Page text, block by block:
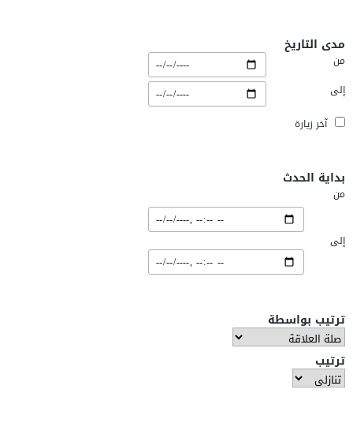
مدى التاريخ
من
إلى
آخر زيارة
بداية الحدث
من
إلى
ترتيب بواسطة
ترتيب